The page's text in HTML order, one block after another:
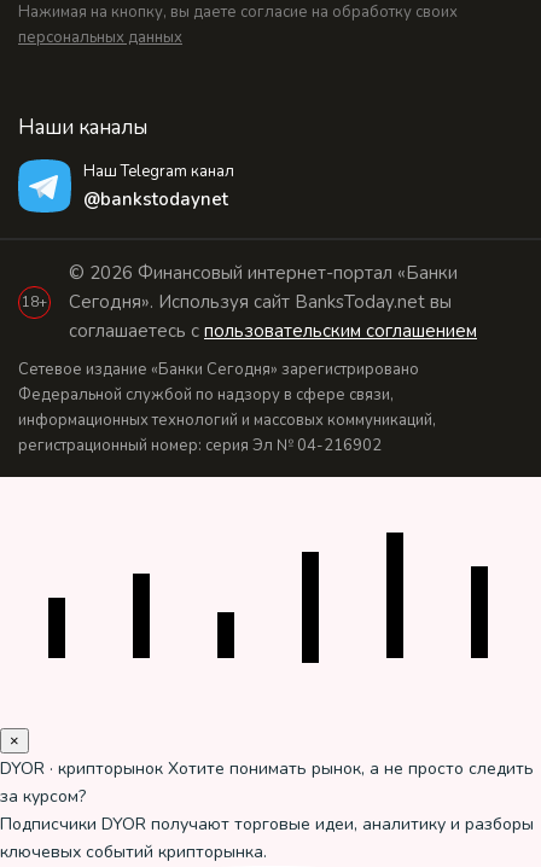
Нажимая на кнопку, вы даете согласие на обработку своих
персональных данных
Наши каналы
Наш Telegram канал
@bankstodaynet
18+
© 2026 Финансовый интернет-портал «Банки
Сегодня». Используя сайт BanksToday.net вы
соглашаетесь с пользовательским соглашением
Сетевое издание «Банки Сегодня» зарегистрировано
Федеральной службой по надзору в сфере связи,
информационных технологий и массовых коммуникаций,
регистрационный номер: серия Эл № 04-216902
×
DYOR · крипторынок Хотите понимать рынок, а не просто следить
за курсом?
Подписчики DYOR получают торговые идеи, аналитику и разборы
ключевых событий крипторынка.